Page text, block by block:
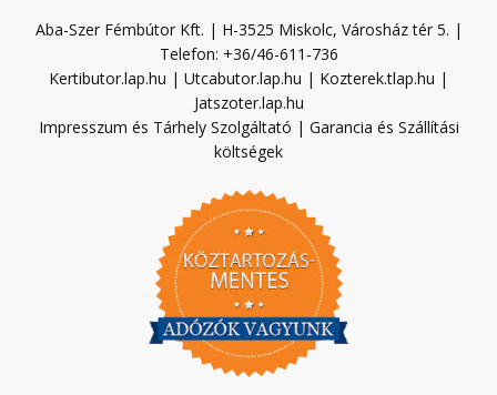
Aba-Szer Fémbútor Kft. | H-3525 Miskolc, Városház tér 5. |
Telefon: +36/46-611-736
Kertibutor.lap.hu | Utcabutor.lap.hu | Kozterek.tlap.hu |
Jatszoter.lap.hu
Impresszum és Tárhely Szolgáltató | Garancia és Szállítási
költségek